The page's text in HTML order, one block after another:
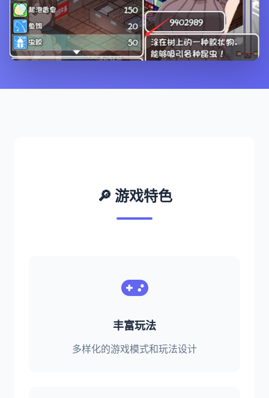
🔎 游戏特色
丰富玩法
多样化的游戏模式和玩法设计